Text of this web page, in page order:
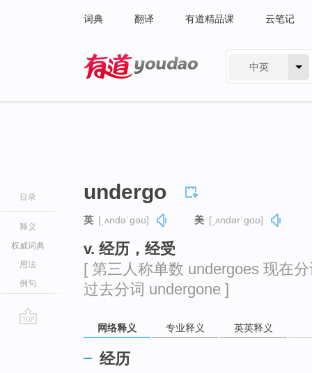
词典 翻译 有道精品课 云笔记
中英
目录
释义
权威词典
用法
例句
undergo
英 [ˌʌndəˈɡəʊ] 美 [ˌʌndərˈɡoʊ]
v. 经历，经受
[ 第三人称单数 undergoes 现在
过去分词 undergone ]
网络释义 专业释义 英英释义
经历